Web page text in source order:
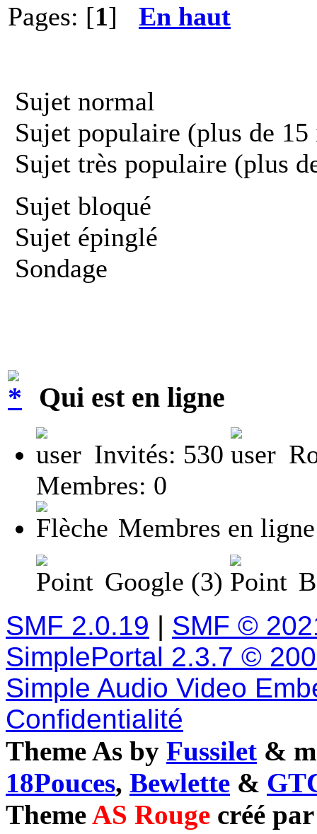
Pages: [1] En haut
Sujet normal
Sujet populaire (plus de
Sujet très populaire (plus
Sujet bloqué
Sujet épinglé
Sondage
Qui est en ligne
Invités: 530
Membres: 0
Membres en
Google (3)
SMF 2.0.19 | SMF ©
SimplePortal 2.3.7 ©
Simple Audio Video
Confidentialité
Theme As by Fussilet &
18Pouces, Bewlette &
ThemeAS Rouge créé